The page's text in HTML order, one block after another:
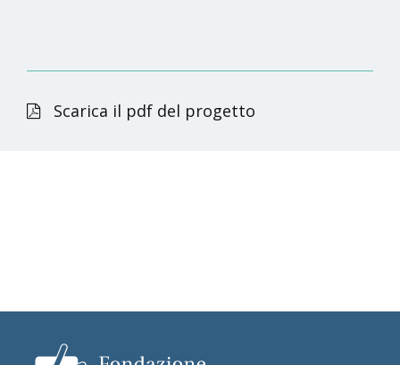
Scarica il pdf del progetto